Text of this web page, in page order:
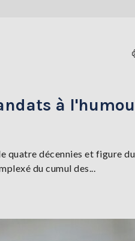
à
quatre décennies et figure
du cumul des...